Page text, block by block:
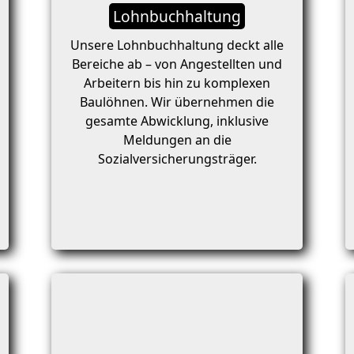
Lohnbuchhaltung
Unsere Lohnbuchhaltung deckt alle
Bereiche ab – von Angestellten und
Arbeitern bis hin zu komplexen
Baulöhnen. Wir übernehmen die
gesamte Abwicklung, inklusive
Meldungen an die
Sozialversicherungsträger.